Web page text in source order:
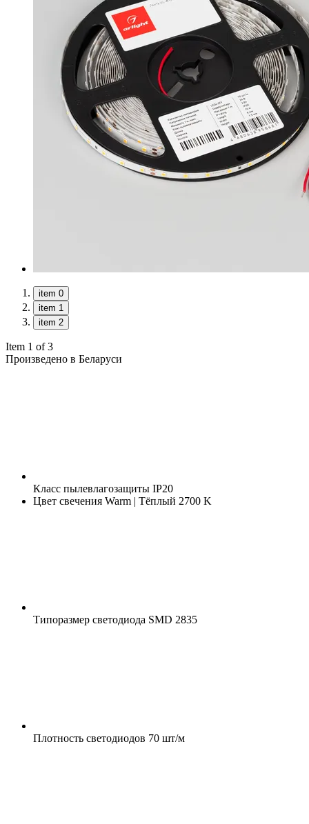
item 0
item 1
item 2
Item 1 of 3
Произведено в Беларуси
Класс пылевлагозащиты IP20
Цвет свечения Warm | Тёплый 2700 K
Типоразмер светодиода SMD 2835
Плотность светодиодов 70 шт/м